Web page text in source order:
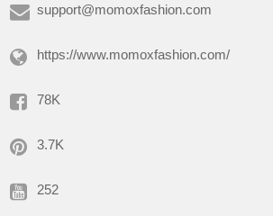
support@momoxfashion.com
https://www.momoxfashion.com/
78K
3.7K
252